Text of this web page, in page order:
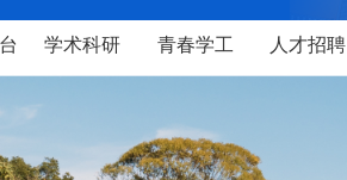
学术科研 青春学工 人才招聘